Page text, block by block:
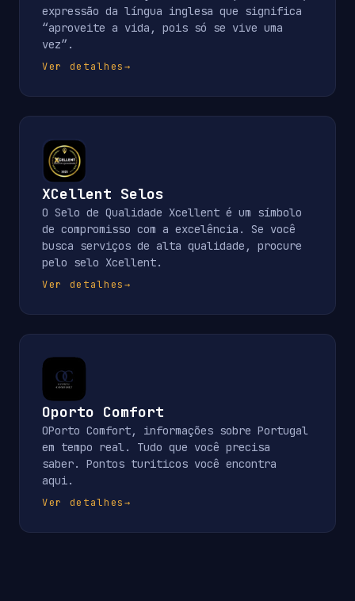
expressão da língua inglesa que significa
“aproveite a vida, pois só se vive uma
vez”.
Ver detalhes→
XCellent Selos
O Selo de Qualidade Xcellent é um símbolo
de compromisso com a excelência. Se você
busca serviços de alta qualidade, procure
pelo selo Xcellent.
Ver detalhes→
Oporto Comfort
OPorto Comfort, informações sobre Portugal
em tempo real. Tudo que você precisa
saber. Pontos turiticos você encontra
aqui.
Ver detalhes→